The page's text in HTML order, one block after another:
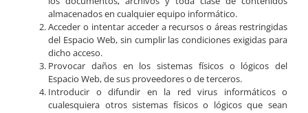
almacenados en cualquier equipo informático.
Acceder o intentar acceder a recursos o áreas restringidas
del Espacio Web, sin cumplir las condiciones exigidas para
dicho acceso.
Provocar daños en los sistemas físicos o lógicos del
Espacio Web, de sus proveedores o de terceros.
Introducir o difundir en la red virus informáticos o
cualesquiera otros sistemas físicos o lógicos que sean